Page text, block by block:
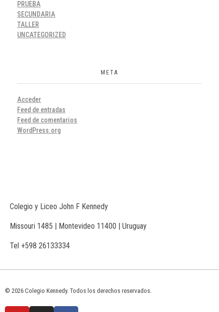
PRUEBA
SECUNDARIA
TALLER
UNCATEGORIZED
META
Acceder
Feed de entradas
Feed de comentarios
WordPress.org
Colegio y Liceo John F Kennedy
Missouri 1485 | Montevideo 11400 | Uruguay
Tel +598 26133334
© 2026 Colegio Kennedy. Todos los derechos reservados.